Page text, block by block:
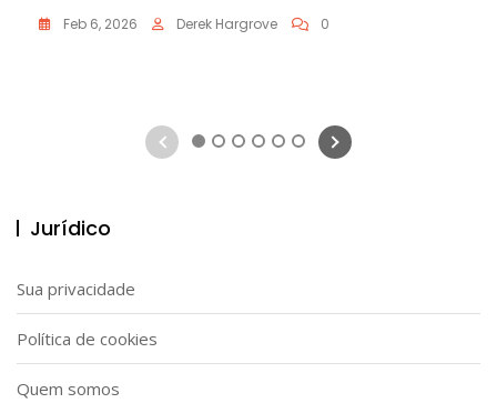
Feb 6, 2026 Derek Hargrove 0
1 2 3 4 5 6
Jurídico
Sua privacidade
Política de cookies
Quem somos